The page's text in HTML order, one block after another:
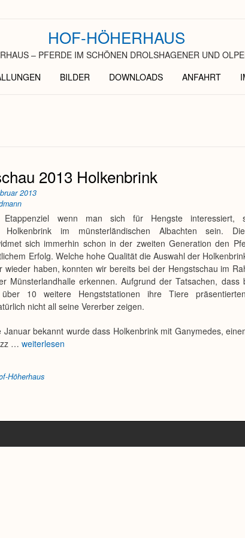
HOF-HÖHERHAUS
– PFERDE IM SCHÖNEN DROLSHAGENER UND
BILDER DOWNLOADS ANFAHRT
2013 Holkenbrink
2013
Etappenziel wenn man sich für Hengste interessiert,
Holkenbrink im münsterländischen Albachten sein.
sich immerhin schon in der zweiten Generation den
Erfolg. Welche hohe Qualität die Auswahl der
wieder haben, konnten wir bereits bei der Hengstschau im
Münsterlandhalle erkennen. Aufgrund der Tatsachen, dass
über 10 weitere Hengststationen ihre Tiere
nicht all seine Vererber zeigen.
Januar bekannt wurde dass Holkenbrink mit Ganymedes,
…weiterlesen
Höherhaus